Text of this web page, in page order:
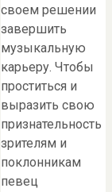
своем решении
завершить
музыкальную
карьеру. Чтобы
проститься и
выразить свою
признательность
зрителям и
поклонникам
певец